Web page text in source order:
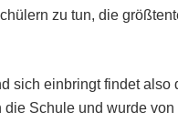
zu tun, die
sich einbringt findet also
Schule und wurde